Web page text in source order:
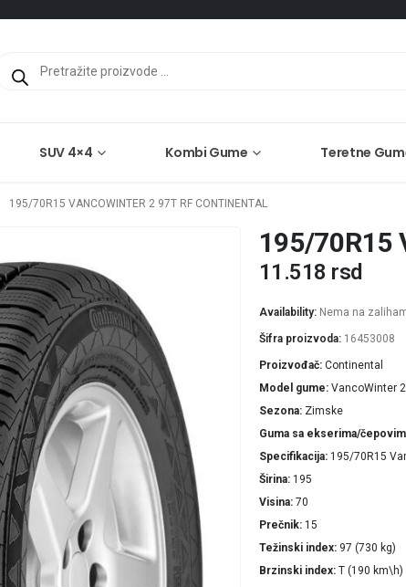
search
SUV 4×4 Kombi Gume Teretne
195/70R15 VANCOWINTER 2 97T RF CONTINENTAL
195/70R15
11.518 rsd
Availability: Nema na
Šifra proizvoda: 16453008
Proizvođač Continental
Model gume VancoWinter 2
Sezona Zimske
Guma sa ekserima/
Specifikacija 195/70R15
Širina 195
Visina 70
Prečnik 15
Težinski index 97 (730 kg)
Brzinski index T (190 km\h)